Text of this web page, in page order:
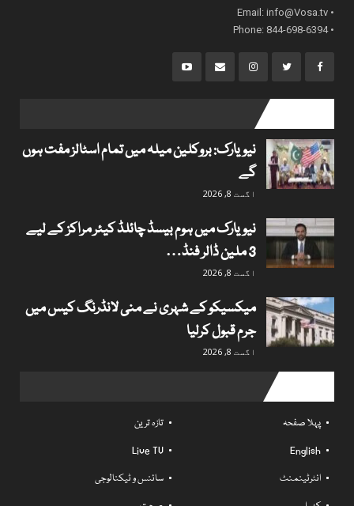
• Email:
info@Vosa.tv
• Phone: 844-698-6394
نیویارک: بروکلین میلہ میں تمام اسٹالز مفت ہوں
گے
اگست 8, 2026
نیویارک میں ہوم بیسڈ چائلڈ کیئر مراکز کے لیے
3 ملین ڈالر فنڈ…
اگست 8, 2026
میکسیکو کے شہری نے منی لانڈرنگ کیس میں
جرم قبول کرلیا
اگست 8, 2026
پہلا صفحہ
تازہ ترین
English
Live TV
انٹرٹینمنٹ
سائنس و ٹیکنالوجی